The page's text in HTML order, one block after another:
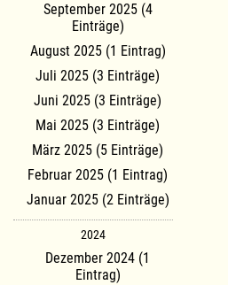
September 2025 (4
Einträge)
August 2025 (1 Eintrag)
Juli 2025 (3 Einträge)
Juni 2025 (3 Einträge)
Mai 2025 (3 Einträge)
März 2025 (5 Einträge)
Februar 2025 (1 Eintrag)
Januar 2025 (2 Einträge)
2024
Dezember 2024 (1
Eintrag)